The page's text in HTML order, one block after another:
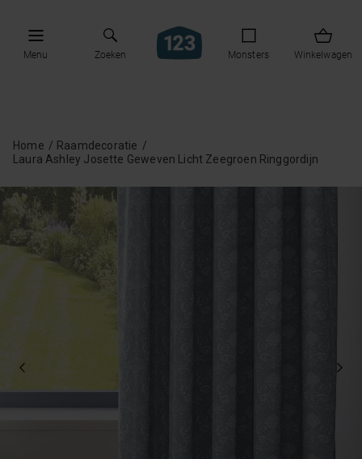
Menu Zoeken Monsters Winkelwagen
Home
Raamdecoratie
Laura Ashley Josette Geweven Licht Zeegroen Ringgordijn